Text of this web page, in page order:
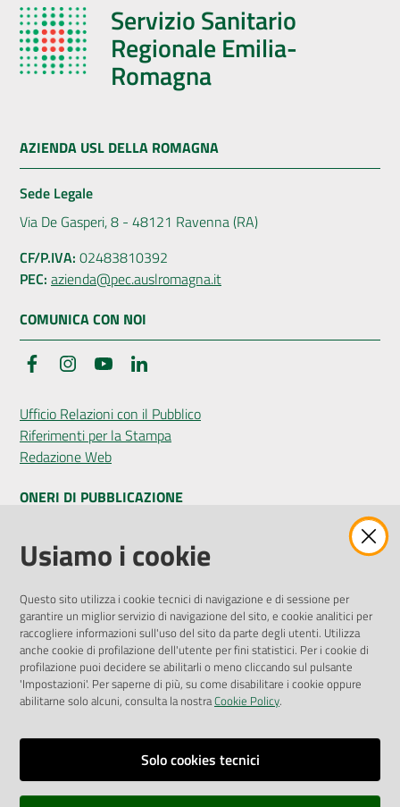
Servizio Sanitario
Regionale Emilia-
Romagna
AZIENDA USL DELLA ROMAGNA
Sede Legale
Via De Gasperi, 8 - 48121 Ravenna (RA)
CF/P.IVA: 02483810392
PEC: azienda@pec.auslromagna.it
COMUNICA CON NOI
FacebookInstagramYouTube
Ufficio Relazioni con il Pubblico
Riferimenti per la Stampa
Redazione Web
ONERI DI PUBBLICAZIONE
Amministrazione Trasparente
Pubblicità legale
Privacy Policy
Attuazione Misure PNRR
Liste di Attesa
ENTI, IMPRESE E PARTNER
Fatturazione Elettronica
Richiesta Patrocinio
Usiamo i cookie
Questo sito utilizza i cookie tecnici di navigazione e di sessione per
garantire un miglior servizio di navigazione del sito, e cookie analitici per
raccogliere informazioni sull'uso del sito da parte degli utenti. Utilizza
anche cookie di profilazione dell'utente per fini statistici. Per i cookie di
profilazione puoi decidere se abilitarli o meno cliccando sul pulsante
'Impostazioni'. Per saperne di più, su come disabilitare i cookie oppure
abilitarne solo alcuni, consulta la nostraCookie Policy.
Solo cookies tecnici